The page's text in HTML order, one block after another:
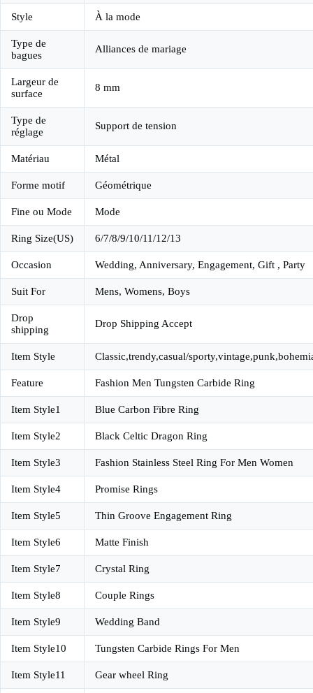
Style À la mode
Type de
bagues
Alliances de mariage
Largeur de
surface
8 mm
Type de
réglage
Support de tension
Matériau Métal
Forme motif Géométrique
Fine ou Mode Mode
Ring Size(US) 6/7/8/9/10/11/12/13
Occasion Wedding, Anniversary, Engagement, Gift , Party
Suit For Mens, Womens, Boys
Drop
shipping
Drop Shipping Accept
Item Style Classic,trendy,casual/
Feature Fashion Men Tungsten Carbide Ring
Item Style1 Blue Carbon Fibre Ring
Item Style2 Black Celtic Dragon Ring
Item Style3 Fashion Stainless Steel Ring For Men Women
Item Style4 Promise Rings
Item Style5 Thin Groove Engagement Ring
Item Style6 Matte Finish
Item Style7 Crystal Ring
Item Style8 Couple Rings
Item Style9 Wedding Band
Item Style10 Tungsten Carbide Rings For Men
Item Style11 Gear wheel Ring